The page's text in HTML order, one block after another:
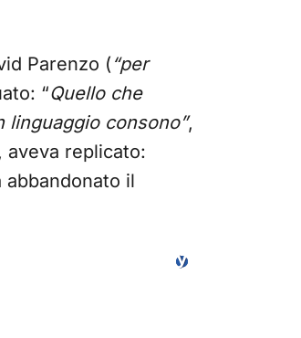
Parenzo (“per
“Quello che
linguaggio consono”,
aveva replicato:
il